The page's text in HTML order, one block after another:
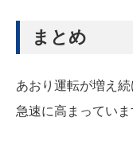
まとめ
あおり運転が増え
急速に高まっていま